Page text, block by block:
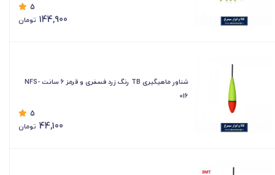
5
144,900 تومان
شناور ماهیگیری TB رنگ زرد فسفری و قرمز 6 سانت NFS-
016
5
44,100 تومان